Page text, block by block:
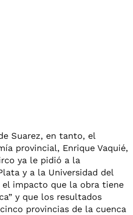
Suarez, en tanto, el
provincial, Enrique Vaquié,
ya le pidió a la
y a la Universidad del
impacto que la obra tiene
y que los resultados
provincias de la cuenca